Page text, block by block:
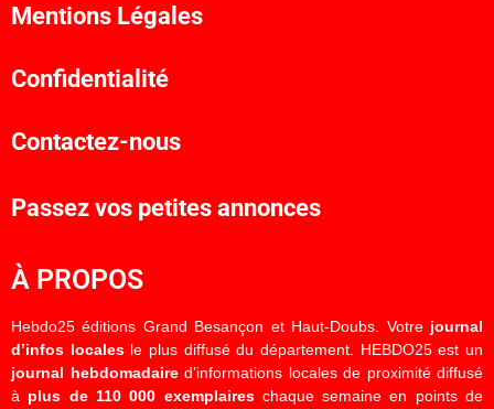
Mentions Légales
Confidentialité
Contactez-nous
Passez vos petites annonces
À PROPOS
Hebdo25 éditions Grand Besançon et Haut-Doubs. Votre journal
d’infos localesle plus diffusé du département. HEBDO25 est un
journal hebdomadaired’informations locales de proximité diffusé
à plus de 110 000 exemplaireschaque semaine en points de